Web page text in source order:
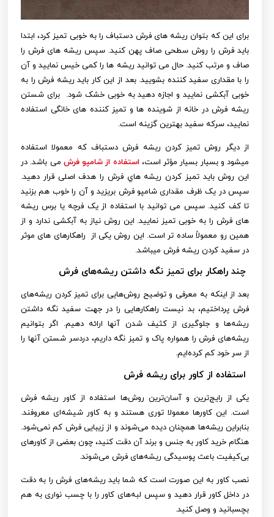
برای این که بتوان ریشه های فرش دستباف را به خوبی تمیز کرد، ابتدا
باید فرش را روش سطحی صاف پهن کنید. سپس ریشه های فرش را
صاف و مرتب کنید. حال می توانید ریشه ها را کمی خیس نمایید و آن
را با مقداری سفید کننده بشویید. بعد از این کار باید ریشه فرش را به
خوبی آبکشی نمایید و اجازه دهید به خوبی خشک شود. برای شستن
ریشه فرش در خانه از شوینده ها و تمیز کننده های خانگی استفاده
نمایید، سرکه سفید بهترین گزینه است.
از دیگر روش تميز كردن ريشه فرش دستباف که معمولا استفاده
میشود و بسیار بسیار مؤثر است،استفاده از شامپو فرش می باشد. در
این روش باید تميز كردن ريشه هاي فرش را هدف اصلی قرار دهید.
سپس در یک ظرف مقداری شامپو فرش بریزید و آن را خوب هم بزنید
تا کف کنید. سپس می توانید با استفاده از یک فرچه یا برس ریشه
های فرش را به خوبی تمیز نمایید. این روش نیاز به آبکشی ندارد و از
همین رو معمولاً ساده تر است. این روش یکی از راهکارهای های موثر
در سفید کردن ریشه فرش میباشد.
چند راهکار برای تمیز نگه داشتن ریشه‌های فرش
بعد از اینکه به معرفی و توضیح روش‌هایی برای تمیز کردن ریشه‌های
فرش پرداختیم، بد نیست راهکارهایی را در جهت سفید نگه داشتن
ریشه‌ها و جلوگیری از کثیف شدن آنها ارائه دهیم. اگر بتوانیم
ریشه‌های فرش را همواره پاک و تمیز نگه داریم، دردسر شستن آنها را
از سر خود کم کرده‌ایم.
استفاده از کاور برای ریشه فرش
یکی از رایج‌ترین و آسان‌ترین روش‌ها استفاده از کاور ریشه فرش
است. این کاورها معمولا توری هستند و به کاور شیشه‌ای معروفند.
بنابراین ریشه‌ها همچنان دیده می‌شوند و از زیبایی فرش کم نمی‌شود.
هنگام خرید کاور به جنس و برند آن دقت کنید، چون بعضی از کاورهای
بی‌کیفیت باعث پوسیدگی ریشه‌های فرش می‌شوند.
نصب کاور به این صورت است که شما باید ریشه‌های فرش را به دقت
در داخل کاور قرار دهید و سپس لبه‌های کاور را با چسب نواری به هم
بچسبانید و وصل کنید.